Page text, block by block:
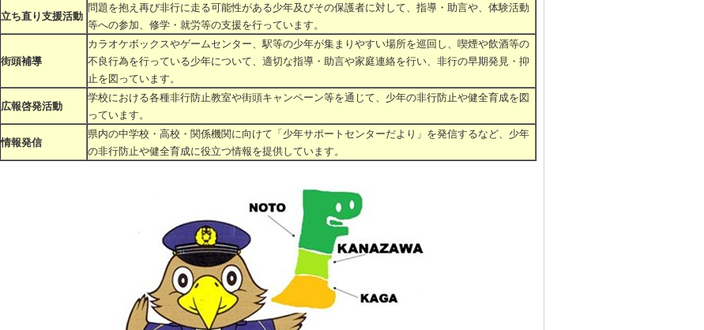
立ち直り支援活動
問題を抱え再び非行に走る可能性がある少年及びその保護者に対して、指導・助言や、体験活動
等への参加、修学・就労等の支援を行っています。
街頭補導
カラオケボックスやゲームセンター、駅等の少年が集まりやすい場所を巡回し、喫煙や飲酒等の
不良行為を行っている少年について、適切な指導・助言や家庭連絡を行い、非行の早期発見・抑
止を図っています。
広報啓発活動
学校における各種非行防止教室や街頭キャンペーン等を通じて、少年の非行防止や健全育成を図
っています。
情報発信
県内の中学校・高校・関係機関に向けて「少年サポートセンターだより」を発信するなど、少年
の非行防止や健全育成に役立つ情報を提供しています。